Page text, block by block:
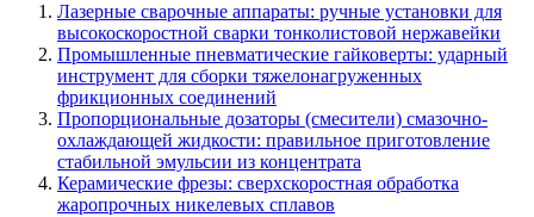
Лазерные сварочные аппараты: ручные установки для
высокоскоростной сварки тонколистовой нержавейки
Промышленные пневматические гайковерты: ударный
инструмент для сборки тяжелонагруженных
фрикционных соединений
Пропорциональные дозаторы (смесители) смазочно-
охлаждающей жидкости: правильное приготовление
стабильной эмульсии из концентрата
Керамические фрезы: сверхскоростная обработка
жаропрочных никелевых сплавов